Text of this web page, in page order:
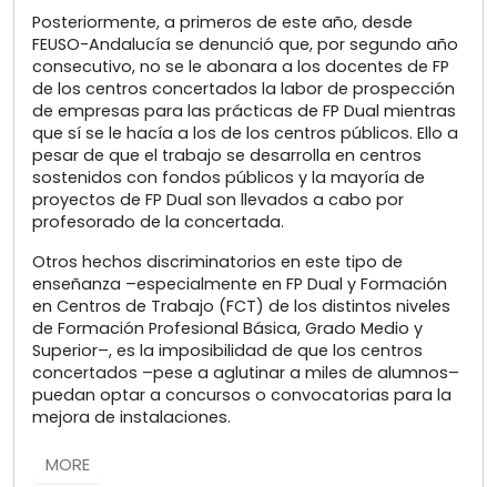
Posteriormente, a primeros de este año, desde
FEUSO-Andalucía se denunció que, por segundo año
consecutivo, no se le abonara a los docentes de FP
de los centros concertados la labor de prospección
de empresas para las prácticas de FP Dual mientras
que sí se le hacía a los de los centros públicos. Ello a
pesar de que el trabajo se desarrolla en centros
sostenidos con fondos públicos y la mayoría de
proyectos de FP Dual son llevados a cabo por
profesorado de la concertada.
Otros hechos discriminatorios en este tipo de
enseñanza –especialmente en FP Dual y Formación
en Centros de Trabajo (FCT) de los distintos niveles
de Formación Profesional Básica, Grado Medio y
Superior–, es la imposibilidad de que los centros
concertados –pese a aglutinar a miles de alumnos–
puedan optar a concursos o convocatorias para la
mejora de instalaciones.
MORE